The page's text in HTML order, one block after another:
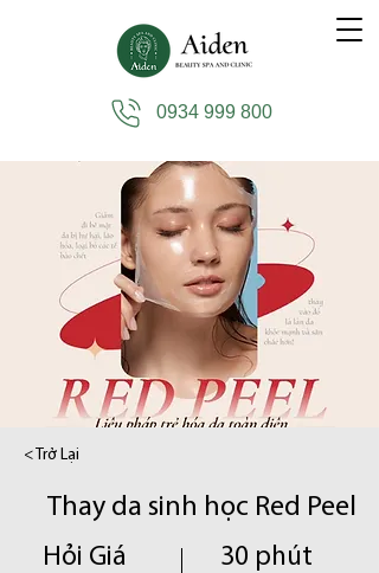
0934 999 800
< Trở Lại
Thay da sinh học Red Peel
Hỏi Giá 30 phút